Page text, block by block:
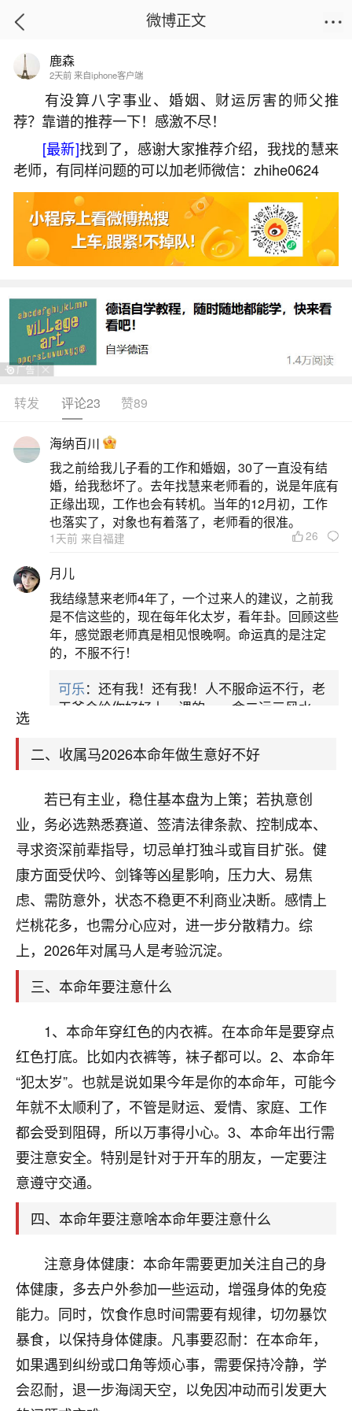
首页
本命年做生意要注意些什么？？
2026-06-01 17:20:26 26 1 赞
生活中像本命年做生意要注意些什么？？都是
很常见的问题，但是小问题不注意可能会引起大麻
烦，下面就这个问题给大家做一些解读：
一、本命年做生意可以不？
在太岁年，也就是本命年，经营生意是可行
的，但需要特别注意避免不利的影响。在本命年
中，应该保持冷静，谨慎行事，避免冲动和冲突，
以免引起不必要的争执或小人的干扰。同时，维护
良好的生活习惯和饮食习惯也是重要的。尽管本命
年常被认为运势多舛，但实际上，通过佩戴开光饰
品等方式可以有效化解煞气，甚至可能带来好运。
选
二、收属马2026本命年做生意好不好
若已有主业，稳住基本盘为上策；若执意创
业，务必选熟悉赛道、签清法律条款、控制成本、
寻求资深前辈指导，切忌单打独斗或盲目扩张。健
康方面受伏吟、剑锋等凶星影响，压力大、易焦
虑、需防意外，状态不稳更不利商业决断。感情上
烂桃花多，也需分心应对，进一步分散精力。综
上，2026年对属马人是考验沉淀。
三、本命年要注意什么
1、本命年穿红色的内衣裤。在本命年是要穿点
红色打底。比如内衣裤等，袜子都可以。2、本命年
“犯太岁”。也就是说如果今年是你的本命年，可能今
年就不太顺利了，不管是财运、爱情、家庭、工作
都会受到阻碍，所以万事得小心。3、本命年出行需
要注意安全。特别是针对于开车的朋友，一定要注
意遵守交通。
四、本命年要注意啥本命年要注意什么
注意身体健康：本命年需要更加关注自己的身
体健康，多去户外参加一些运动，增强身体的免疫
能力。同时，饮食作息时间需要有规律，切勿暴饮
暴食，以保持身体健康。凡事要忍耐：在本命年，
如果遇到纠纷或口角等烦心事，需要保持冷静，学
会忍耐，退一步海阔天空，以免因冲动而引发更大
微博正文
鹿森
2天前 来自iphone客户端
有没算八字事业、婚姻、财运厉害的师父推
荐？靠谱的推荐一下！感激不尽！
[最新]找到了，感谢大家推荐介绍，我找的慧来
老师，有同样问题的可以加老师微信：zhihe0624
转发 评论23 赞89
海纳百川
我之前给我儿子看的工作和婚姻，30了一直没有结
婚，给我愁坏了。去年找慧来老师看的，说是年底有
正缘出现，工作也会有转机。当年的12月初，工作
也落实了，对象也有着落了，老师看的很准。
1天前 来自福建 26
月儿
我结缘慧来老师4年了，一个过来人的建议，之前我
是不信这些的，现在每年化太岁，看年卦。回顾这些
年，感觉跟老师真是相见恨晚啊。命运真的是注定
的，不服不行！
可乐：还有我！还有我！人不服命运不行，老
天爷会给你好好上一课的。一命二运三风水，
平安是福：我也是每年找老师化太岁，看年
卦，认识老师3年了，都是缘分啊！
17分钟前 来自湖北 19
心若莲花
我是做餐饮的，这两年，生意屡屡受挫，店开一家关
一家，要么生意不好，生意好的就出事。前些年攒的
家底快败光了，真是倒霉！我也想找人看看到底怎么
回事？
鹿森：你可以找老师看看，人有时不服命不行
太阳当空赵：我也做餐饮的，生意不算大，但
址、风水、还有开业日子，哪哪都看了，虽然
大环境不好，但是我家生意还可以，前几天又
刚找老师做了补财库，希望财运更好一点！
2小时前 来自海南 18
梦醒时分
我女儿高二叛逆，大半年不上学，一说她就要死要活
的，把我们两口子愁的不行，朋友给我推荐的慧来老
师，一开始我是病急乱投医，这半年来，法事一个个
做完，我女儿跟变了个人一样，不期望她能考多好的
大学，只要能安安稳稳的把书读了，身体心理都健健
鹿森：可怜天下父母心啊！
3小时前 来自河北 16
付深
我是公司人事调整，有升迁机会，但同时竞争的我们
三个，找老师的时候是抱着侥幸心理，没想到老师看